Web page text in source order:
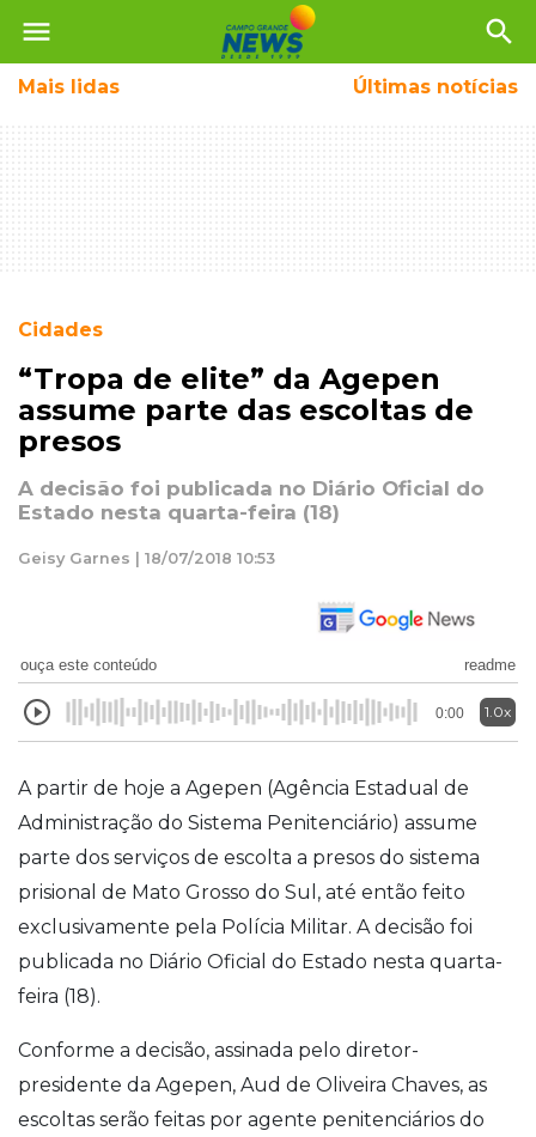
menu search
Mais lidas Últimas notícias
Cidades
“Tropa de elite” da Agepen
assume parte das escoltas de
presos
A decisão foi publicada no Diário Oficial do
Estado nesta quarta-feira (18)
Geisy Garnes | 18/07/2018 10:53
ouça este conteúdo readme
0:00 1.0x
A partir de hoje a Agepen (Agência Estadual de
Administração do Sistema Penitenciário) assume
parte dos serviços de escolta a presos do sistema
prisional de Mato Grosso do Sul, até então feito
exclusivamente pela Polícia Militar. A decisão foi
publicada no Diário Oficial do Estado nesta quarta-
feira (18).
Conforme a decisão, assinada pelo diretor-
presidente da Agepen, Aud de Oliveira Chaves, as
escoltas serão feitas por agente penitenciários do